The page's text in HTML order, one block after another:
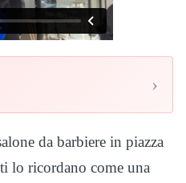
›
da barbiere in piazza
lo ricordano come una